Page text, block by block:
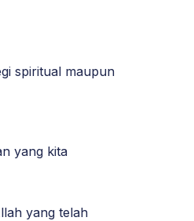
spiritual maupun
yang kita
yang telah